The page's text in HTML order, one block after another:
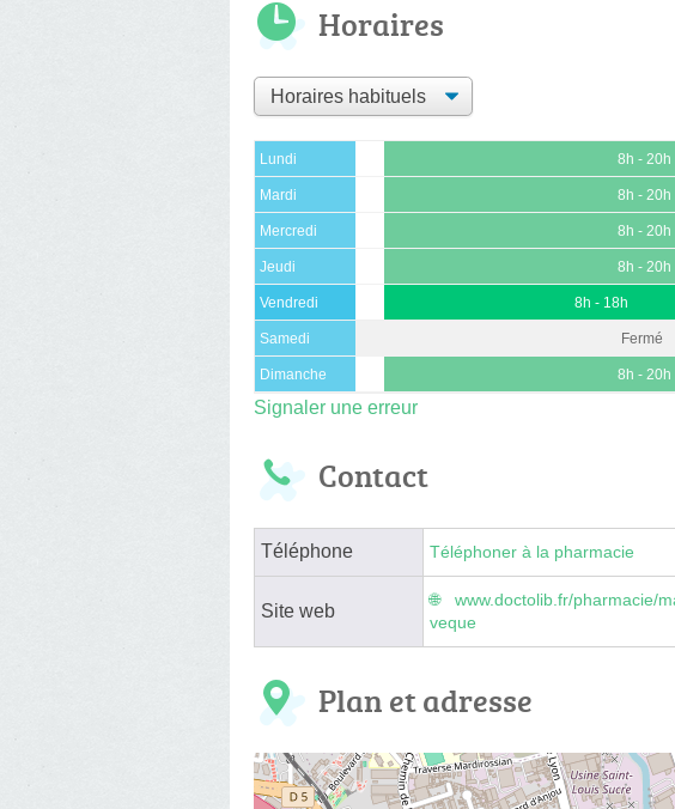
Horaires
Lundi 8h - 20h
Mardi 8h - 20h
Mercredi 8h - 20h
Jeudi 8h - 20h
Vendredi 8h - 18h
Samedi Fermé
Dimanche 8h - 20h
Signaler une erreur
Contact
Téléphone Téléphoner à la pharmacie
Site web
www.doctolib.fr/pharmacie/
veque
Plan et adresse